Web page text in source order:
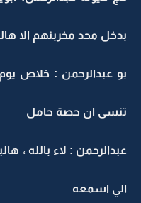
بدخل محد مخربنهم الا
بو عبدالرحمن : خلاص
تنسى ان حصة حامل
عبدالرحمن : لاء بالله ،
الي اسمعه